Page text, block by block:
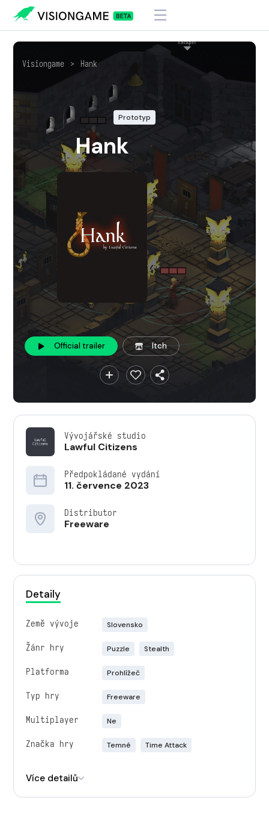
Visiongame > Hank
Prototyp
Hank
Official trailer Itch
Vývojářské studio
Lawful Citizens
Předpokládané vydání
11. července 2023
Distributor
Freeware
Detaily
Země vývoje Slovensko
Žánr hry Puzzle Stealth
Platforma Prohlížeč
Typ hry Freeware
Multiplayer Ne
Značka hry Temné Time Attack
Více detailů